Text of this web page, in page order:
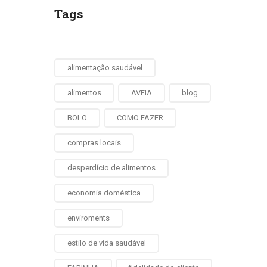
Tags
alimentação saudável
alimentos AVEIA blog
BOLO COMO FAZER
compras locais
desperdício de alimentos
economia doméstica
enviroments
estilo de vida saudável